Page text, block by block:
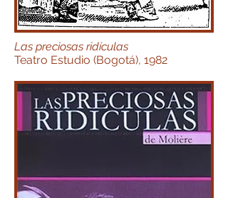
Las preciosas ridículas
Teatro Estudio (Bogotá), 1982